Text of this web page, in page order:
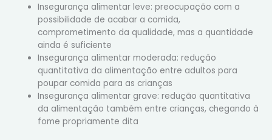
Insegurança alimentar leve: preocupação com a
possibilidade de acabar a comida,
comprometimento da qualidade, mas a quantidade
ainda é suficiente
Insegurança alimentar moderada: redução
quantitativa da alimentação entre adultos para
poupar comida para as crianças
Insegurança alimentar grave: redução quantitativa
da alimentação também entre crianças, chegando à
fome propriamente dita